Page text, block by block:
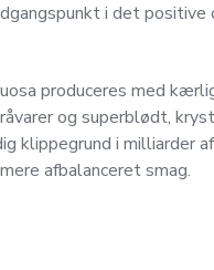
i det
produceres med
og superblødt,
klippegrund i milliarder
afbalanceret smag.